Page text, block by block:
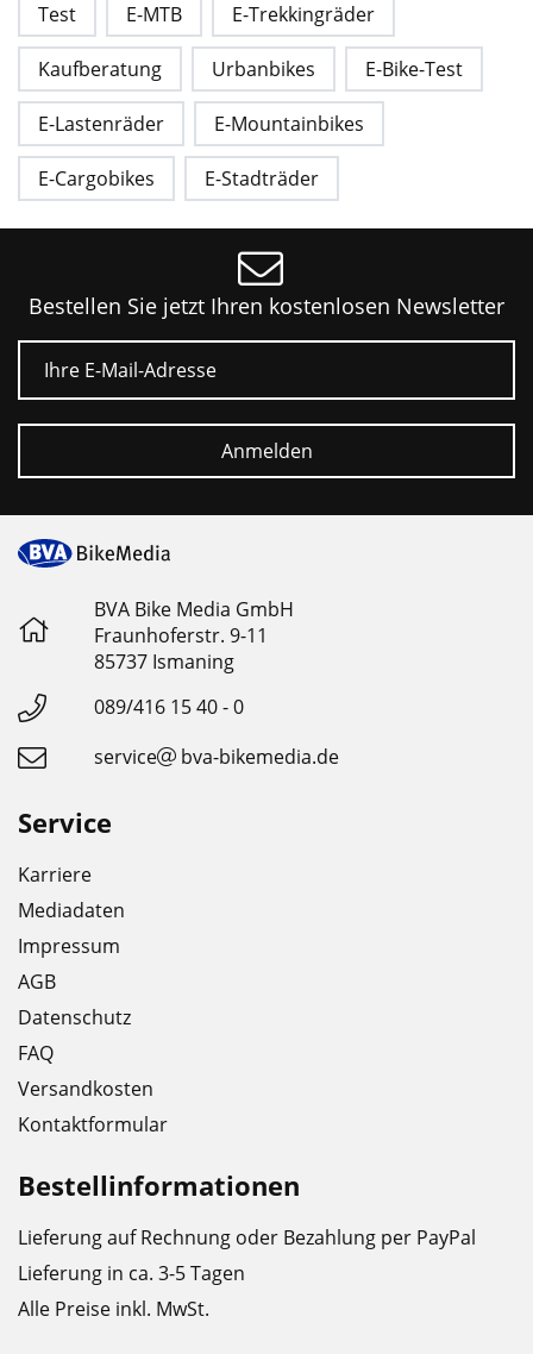
Test E-MTB E-Trekkingräder
Kaufberatung Urbanbikes E-Bike-Test
E-Lastenräder E-Mountainbikes
E-Cargobikes E-Stadträder
Bestellen Sie jetzt Ihren kostenlosen Newsletter
E-Mail
Anmelden
BVA Bike Media GmbH
Fraunhoferstr. 9-11
85737 Ismaning
089/416 15 40 - 0
service
bva-bikemedia.de
Service
Karriere
Mediadaten
Impressum
AGB
Datenschutz
FAQ
Versandkosten
Kontaktformular
Bestellinformationen
Lieferung auf Rechnung oder Bezahlung per PayPal
Lieferung in ca. 3-5 Tagen
Alle Preise inkl. MwSt.